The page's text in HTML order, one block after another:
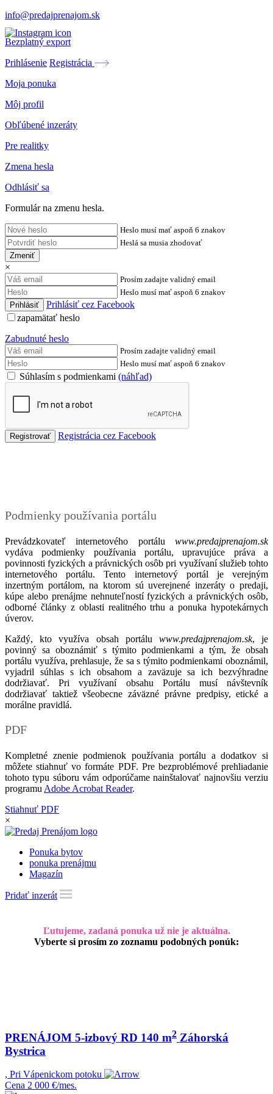
info@predajprenajom.sk
Bezplatný export
Prihlásenie Registrácia
Moja ponuka
Môj profil
Obľúbené inzeráty
Pre realitky
Zmena hesla
Odhlásiť sa
Formulár na zmenu hesla.
Heslo musí mať aspoň 6 znakov
Heslá sa musia zhodovať
Zmeniť
×
Prosím zadajte validný email
Heslo musí mať aspoň 6 znakov
Prihlásiť cez Facebook
zapamätať heslo
Zabudnuté heslo
Prosím zadajte validný email
Heslo musí mať aspoň 6 znakov
Súhlasím s podmienkami (náhľad)
Registrácia cez Facebook
Podmienky používania portálu
Prevádzkovateľ internetového portálu www.predajprenajom.sk
vydáva podmienky používania portálu, upravujúce práva a
povinnosti fyzických a právnických osôb pri využívaní služieb tohto
internetového portálu. Tento internetový portál je verejným
inzertným portálom, na ktorom sú uverejnené inzeráty o predaji,
kúpe alebo prenájme nehnuteľností fyzických a právnických osôb,
odborné články z oblasti realitného trhu a ponuka hypotekárnych
úverov.
Každý, kto využíva obsah portálu www.predajprenajom.sk, je
povinný sa oboznámiť s týmito podmienkami a tým, že obsah
portálu využíva, prehlasuje, že sa s týmito podmienkami oboznámil,
vyjadril súhlas s ich obsahom a zaväzuje sa ich bezvýhradne
dodržiavať. Pri využívaní obsahu Portálu musí návštevník
dodržiavať taktiež všeobecne záväzné právne predpisy, etické a
morálne pravidlá.
PDF
Kompletné znenie podmienok používania portálu a dodatkov si
môžete stiahnuť vo formáte PDF. Pre bezproblémové prehliadanie
tohoto typu súboru vám odporúčame nainštalovať najnovšiu verziu
programu Adobe Acrobat Reader.
Stiahnuť PDF
×
Ponuka bytov
ponuka prenájmu
Magazín
Pridať inzerát
Ľutujeme, zadaná ponuka už nie je aktuálna.
Vyberte si prosím zo zoznamu podobných ponúk:
PRENÁJOM 5-izbový RD 140 m2 Záhorská
Bystrica
, Pri Vápenickom potoku
Cena 2 000 €/mes.